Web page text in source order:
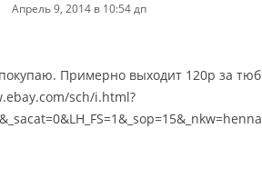
Апрель 9, 2014 в 10:54 дп
Примерно выходит 120р за
sch/i.html?